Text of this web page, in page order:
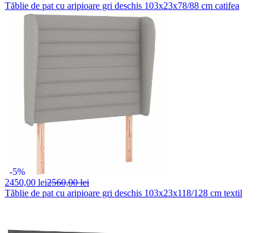
Tăblie de pat cu aripioare gri deschis 103x23x78/88 cm catifea
-5%
2450,00 lei2560,00 lei
Tăblie de pat cu aripioare gri deschis 103x23x118/128 cm textil